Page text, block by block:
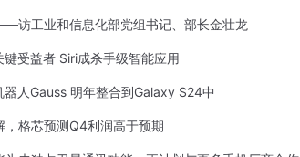
访工业和信息化部党组书记、部长金壮龙
受益者 Siri成杀手级智能应用
人Gauss 明年整合到Galaxy S24中
，格芯预测Q4利润高于预期